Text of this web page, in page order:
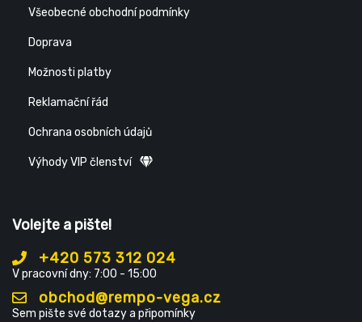
Všeobecné obchodní podmínky
Doprava
Možnosti platby
Reklamační řád
Ochrana osobních údajů
Výhody VIP členství
Volejte a pište!
+420 573 312 024
V pracovní dny: 7:00 - 15:00
obchod@rempo-vega.cz
Sem pište své dotazy a připomínky